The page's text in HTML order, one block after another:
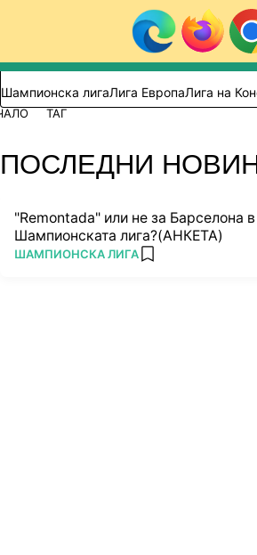
Към съдържанието
Търси вВИДЕО
Шампионска лигаЛига ЕвропаЛига на
ТАГ
ПОСЛЕДНИ
"Remontada" или не за Барселона в
Шампионската лига?(АНКЕТА)
ПОВЕЧЕ ОТ
ШАМПИОНСКА ЛИГА add favorites